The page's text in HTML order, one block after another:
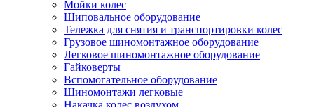
Мойки колес
Шиповальное оборудование
Тележка для снятия и транспортировки колес
Грузовое шиномонтажное оборудование
Легковое шиномонтажное оборудование
Гайковерты
Вспомогательное оборудование
Шиномонтажи легковые
Накачка колес воздухом